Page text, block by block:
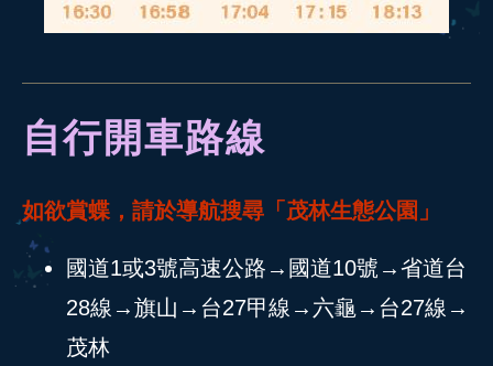
自行開車路線
如欲賞蝶，請於導航搜尋「茂林生態公園」
國道1或3號高速公路→國道10號→省道台
28線→旗山→台27甲線→六龜→台27線→
茂林